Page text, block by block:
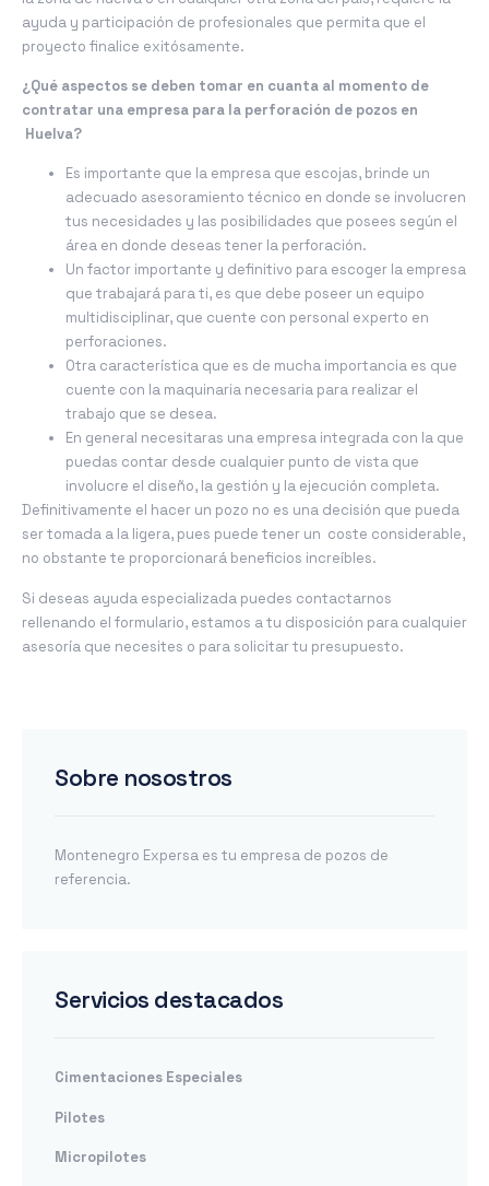
ayuda y participación de profesionales que permita que el
proyecto finalice exitósamente.
¿Qué aspectos se deben tomar en cuanta al momento de
contratar una empresa para la perforación de pozos en
Huelva?
Es importante que la empresa que escojas, brinde un
adecuado asesoramiento técnico en donde se involucren
tus necesidades y las posibilidades que posees según el
área en donde deseas tener la perforación.
Un factor importante y definitivo para escoger la empresa
que trabajará para ti, es que debe poseer un equipo
multidisciplinar, que cuente con personal experto en
perforaciones.
Otra característica que es de mucha importancia es que
cuente con la maquinaria necesaria para realizar el
trabajo que se desea.
En general necesitaras una empresa integrada con la que
puedas contar desde cualquier punto de vista que
involucre el diseño, la gestión y la ejecución completa.
Definitivamente el hacer un pozo no es una decisión que pueda
ser tomada a la ligera, pues puede tener un coste considerable,
no obstante te proporcionará beneficios increíbles.
Si deseas ayuda especializada puedes contactarnos
rellenando el formulario, estamos a tu disposición para cualquier
asesoría que necesites o para solicitar tu presupuesto.
Sobre nosostros
Montenegro Expersa es tu empresa de pozos de
referencia.
Servicios destacados
Cimentaciones Especiales
Pilotes
Micropilotes